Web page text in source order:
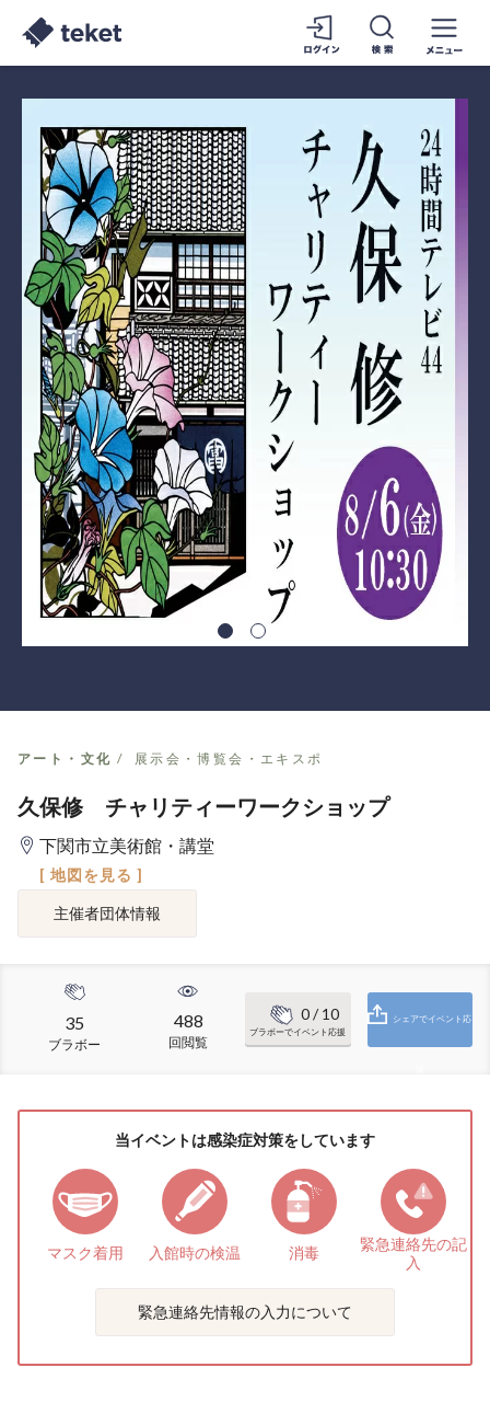
アート・文化 展示会・博覧会・エキスポ
久保修 チャリティーワークショップ
下関市立美術館・講堂
[ 地図を見る ]
主催者団体情報
35
ブラボー
488
回閲覧
0/ 10
ブラボーでイベント応援
シェアでイベント応
当イベントは感染症対策をしています
マスク着用 入館時の検温 消毒 緊急連絡先の記
入
緊急連絡先情報の入力について